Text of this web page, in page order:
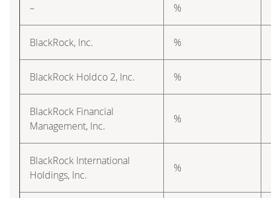
– %
BlackRock, Inc. %
BlackRock Holdco 2, Inc. %
BlackRock Financial
Management, Inc.
%
BlackRock International
Holdings, Inc.
%